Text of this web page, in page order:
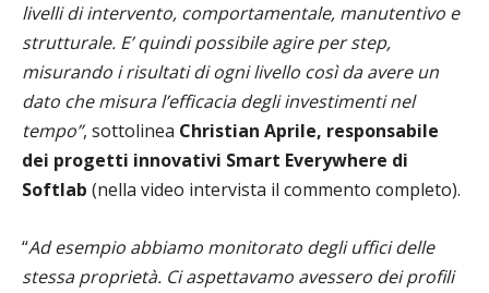
livelli di intervento, comportamentale, manutentivo e
strutturale. E’ quindi possibile agire per step,
misurando i risultati di ogni livello così da avere un
dato che misura l’efficacia degli investimenti nel
tempo”, sottolinea Christian Aprile, responsabile
dei progetti innovativi Smart Everywhere di
Softlab (nella video intervista il commento completo).
“Ad esempio abbiamo monitorato degli uffici delle
stessa proprietà. Ci aspettavamo avessero dei profili